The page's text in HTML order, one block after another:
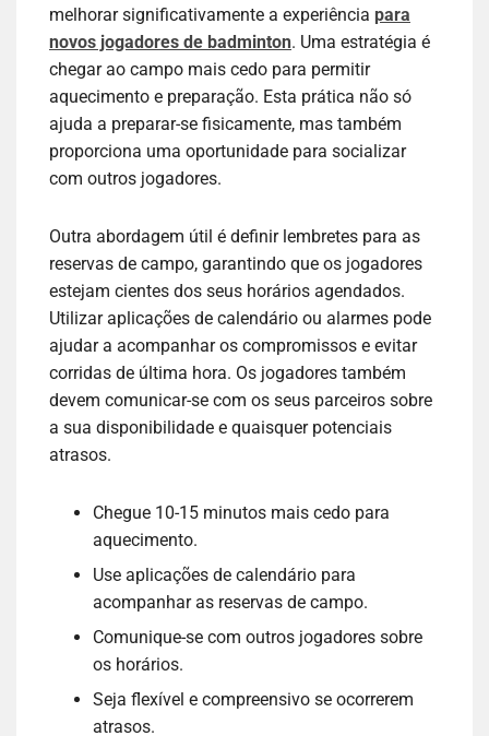
melhorar significativamente a experiência para
novos jogadores de badminton. Uma estratégia é
chegar ao campo mais cedo para permitir
aquecimento e preparação. Esta prática não só
ajuda a preparar-se fisicamente, mas também
proporciona uma oportunidade para socializar
com outros jogadores.
Outra abordagem útil é definir lembretes para as
reservas de campo, garantindo que os jogadores
estejam cientes dos seus horários agendados.
Utilizar aplicações de calendário ou alarmes pode
ajudar a acompanhar os compromissos e evitar
corridas de última hora. Os jogadores também
devem comunicar-se com os seus parceiros sobre
a sua disponibilidade e quaisquer potenciais
atrasos.
Chegue 10-15 minutos mais cedo para
aquecimento.
Use aplicações de calendário para
acompanhar as reservas de campo.
Comunique-se com outros jogadores sobre
os horários.
Seja flexível e compreensivo se ocorrerem
atrasos.